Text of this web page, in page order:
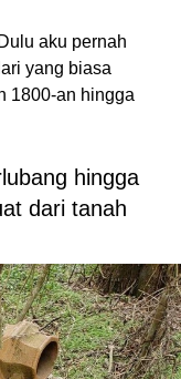
aku pernah
yang biasa
1800-an hingga
hingga
dari tanah